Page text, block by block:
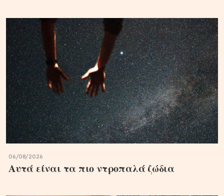
06/08/2026
Αυτά είναι τα πιο ντροπαλά ζώδια